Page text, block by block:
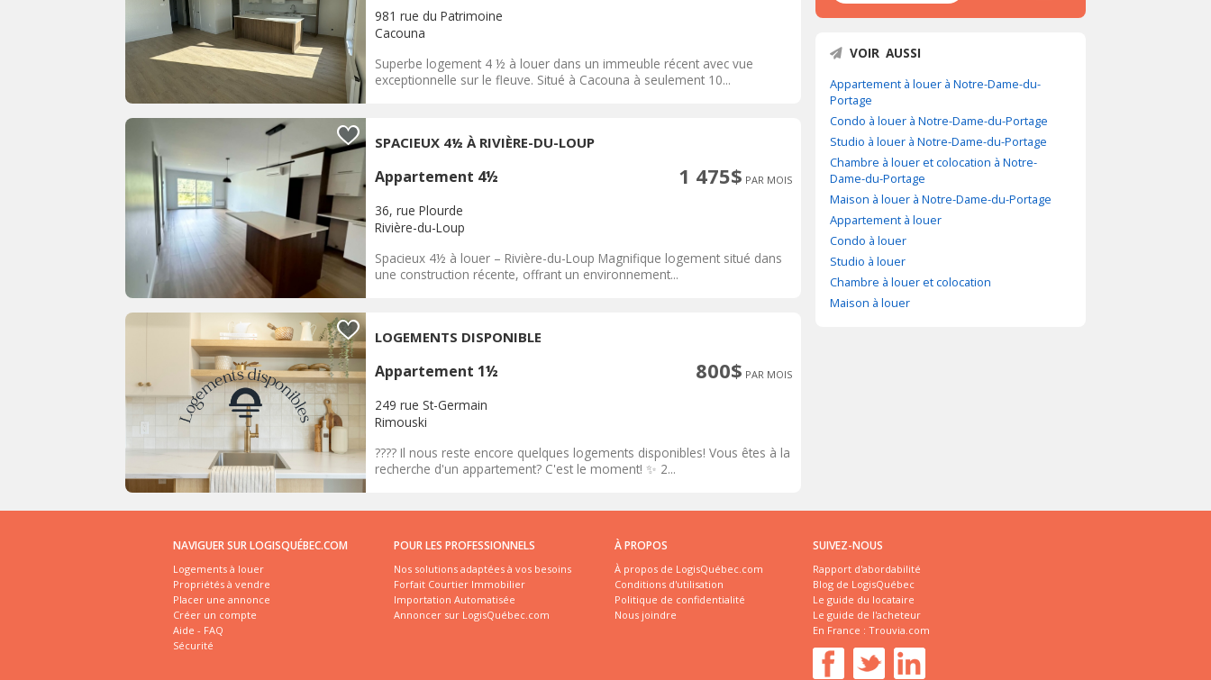
981 rue du Patrimoine
Cacouna
Superbe logement 4 ½ à louer dans un immeuble récent avec vue
exceptionnelle sur le fleuve. Situé à Cacouna à seulement 10...
SPACIEUX 4½ À RIVIÈRE-DU-LOUP
Appartement 4½ 1 475$ PAR MOIS
36, rue Plourde
Rivière-du-Loup
Spacieux 4½ à louer – Rivière-du-Loup Magnifique logement situé dans
une construction récente, offrant un environnement...
LOGEMENTS DISPONIBLE
Appartement 1½ 800$ PAR MOIS
249 rue St-Germain
Rimouski
???? Il nous reste encore quelques logements disponibles! Vous êtes à la
recherche d'un appartement? C'est le moment! ✨ 2...
VOIR AUSSI
Appartement à louer à Notre-Dame-du-
Portage
Condo à louer à Notre-Dame-du-Portage
Studio à louer à Notre-Dame-du-Portage
Chambre à louer et colocation à Notre-
Dame-du-Portage
Maison à louer à Notre-Dame-du-Portage
Appartement à louer
Condo à louer
Studio à louer
Chambre à louer et colocation
Maison à louer
NAVIGUER SUR LOGISQUÉBEC.COM
Logements à louer
Propriétés à vendre
Placer une annonce
Créer un compte
Aide - FAQ
Sécurité
POUR LES PROFESSIONNELS
Nos solutions adaptées à vos besoins
Forfait Courtier Immobilier
Importation Automatisée
Annoncer sur LogisQuébec.com
À PROPOS
À propos de LogisQuébec.com
Conditions d'utilisation
Politique de confidentialité
Nous joindre
SUIVEZ-NOUS
Rapport d'abordabilité
Blog de LogisQuébec
Le guide du locataire
Le guide de l'acheteur
En France : Trouvia.com